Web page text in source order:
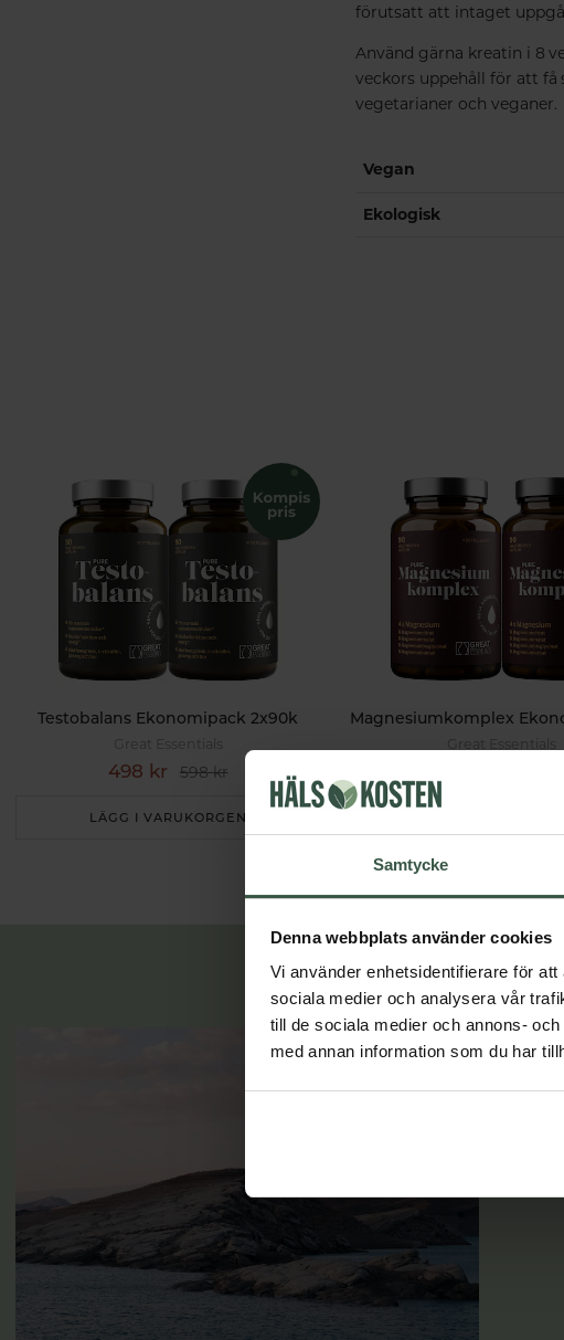
Samtycke
Denna webbplats använder cookies
Vi använder enhetsidentifierare för
sociala medier och analysera vår
till de sociala medier och annons-
med annan information som du har
förutsatt att intaget
Använd gärna kreatin i 8
veckors uppehåll för att
vegetarianer och veganer.
Vegan
Ekologisk
Testobalans Ekonomipack 2x90k
Great Essentials
498 kr 598 kr
LÄGG I VARUKORGEN
Great Essentials